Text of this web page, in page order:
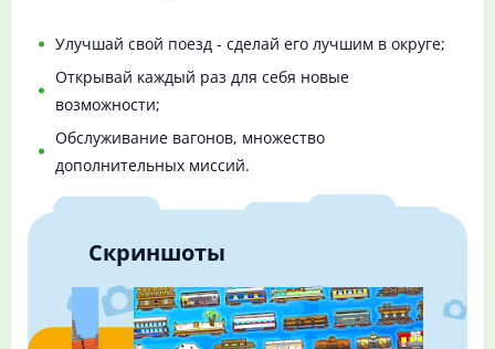
Улучшай свой поезд - сделай его лучшим в округе;
Открывай каждый раз для себя новые
возможности;
Обслуживание вагонов, множество
дополнительных миссий.
Скриншоты